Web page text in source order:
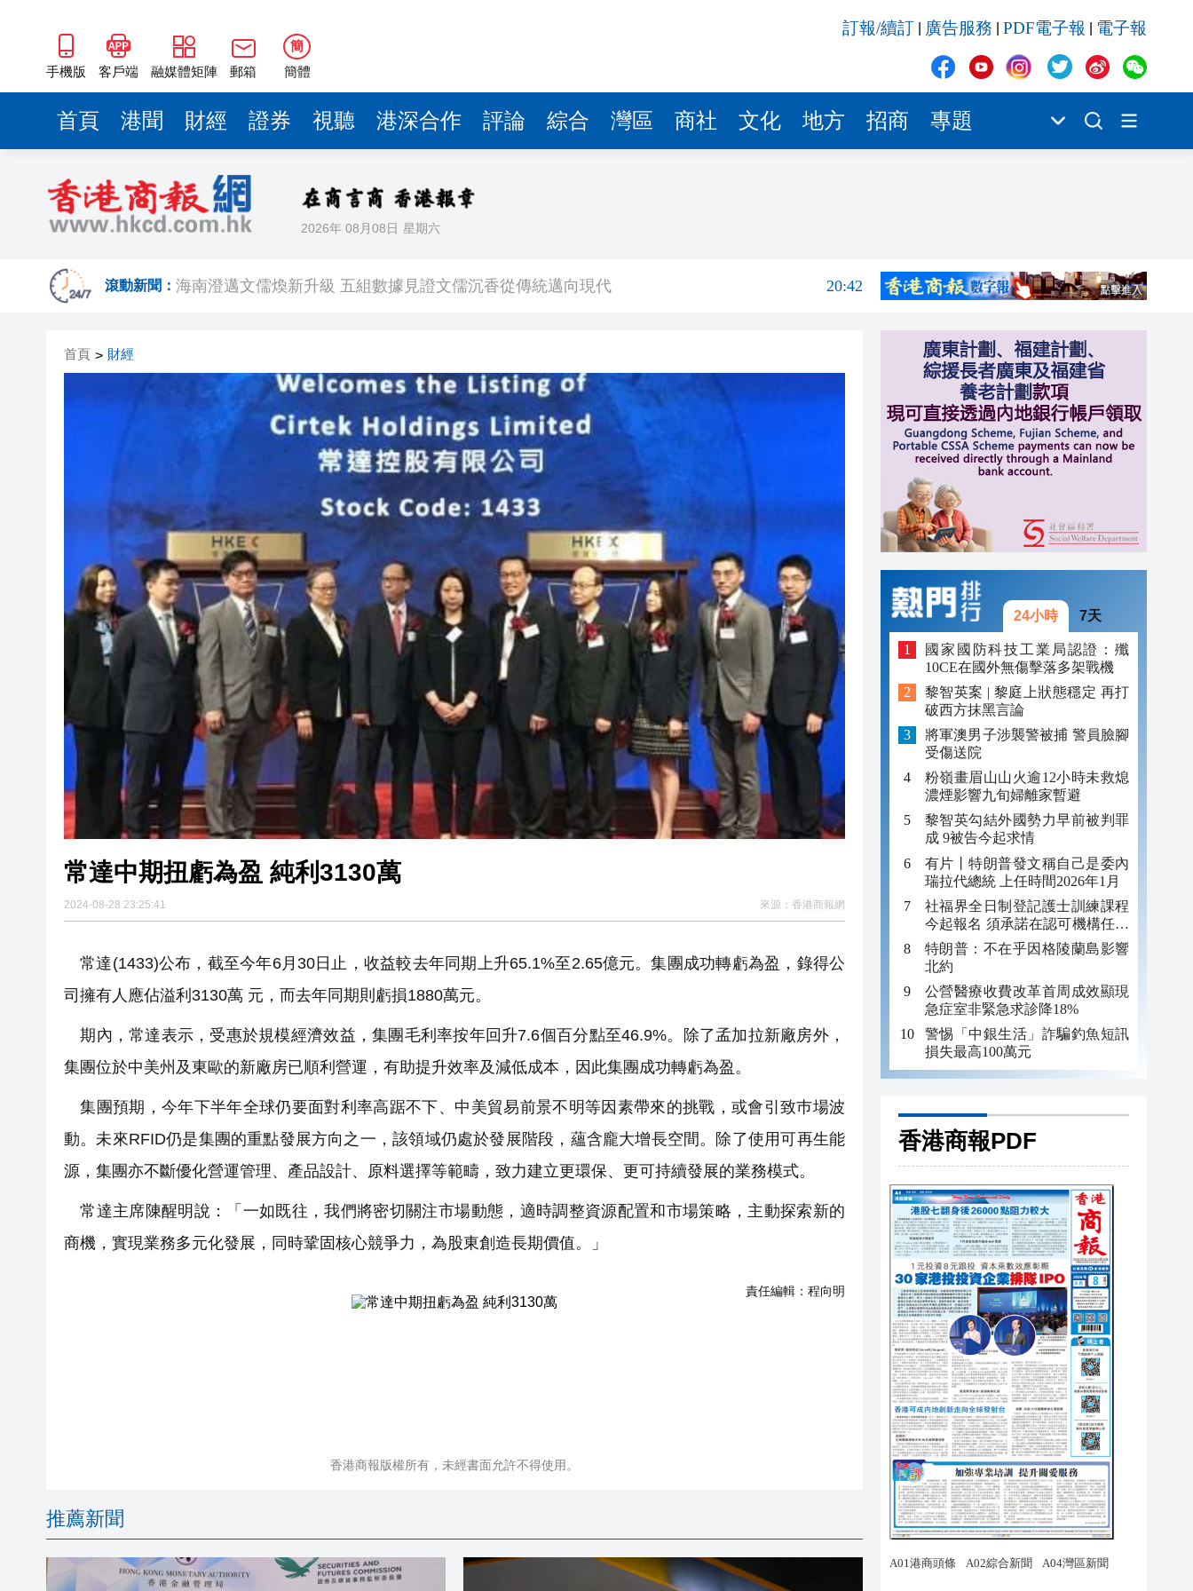
手機版 客戶端 融媒體矩陣 郵箱
簡
簡體
訂報/續訂 廣告服務 PDF電子報 電子報
首頁 港聞 財經 證券 視聽 港深合作 評論 綜合 灣區 商社 文化 地方 招商 專題
2026年 08月08日 星期六
滾動新聞：
梁振英率港區全國政協委員考察團來瓊考察
20:42
2025年海南儋州以舊換新帶動消費約18億元
山東26戶省屬國企去年合計營收2.58萬億 利潤總額近936億
20:40
閩粵贛三地漢樂藝術家齊聚深圳，共奏客家文化傳承新篇章
黎智英案｜吳良好：依法公正處理黎智英求情 罪證如山豈能妄想輕判
海南澄邁文儒煥新升級 五組數據見證文儒沉香從傳統邁向現代
20:42
山東26戶省屬國企去年合計營收2.58萬億 利潤總額近936億
20:40
瀋陽鐵西校園閱讀活動解鎖閱讀新玩法
閩粵贛三地漢樂藝術家齊聚深圳，共奏客家文化傳承新篇章
黎智英案｜吳良好：依法公正處理黎智英求情 罪證如山豈能妄想輕判
21:08
50餘位頂尖專家共話時代命題
20:55
海南澄邁文儒煥新升級 五組數據見證文儒沉香從傳統邁向現代
梁振英率港區全國政協委員考察團來瓊考察
20:42
2025年海南儋州以舊換新帶動消費約18億元
20:41
山東26戶省屬國企去年合計營收2.58萬億 利潤總額近936億
20:40
瀋陽鐵西校園閱讀活動解鎖閱讀新玩法
20:39
閩粵贛三地漢樂藝術家齊聚深圳，共奏客家文化傳承新篇章
首頁 > 財經
常達中期扭虧為盈 純利3130萬
2024-08-28 23:25:41 來源： 香港商報網
常達(1433)公布，截至今年6月30日止，收益較去年同期上升65.1%至2.65億元。集團成功轉虧為盈，錄得公
司擁有人應佔溢利3130萬 元，而去年同期則虧損1880萬元。
期內，常達表示，受惠於規模經濟效益，集團毛利率按年回升7.6個百分點至46.9%。除了孟加拉新廠房外，
集團位於中美州及東歐的新廠房已順利營運，有助提升效率及減低成本，因此集團成功轉虧為盈。
集團預期，今年下半年全球仍要面對利率高踞不下、中美貿易前景不明等因素帶來的挑戰，或會引致巿場波
動。未來RFID仍是集團的重點發展方向之一，該領域仍處於發展階段，蘊含龐大增長空間。除了使用可再生能
源，集團亦不斷優化營運管理、產品設計、原料選擇等範疇，致力建立更環保、更可持續發展的業務模式。
常達主席陳醒明說：「一如既往，我們將密切關注市場動態，適時調整資源配置和市場策略，主動探索新的
商機，實現業務多元化發展，同時鞏固核心競爭力，為股東創造長期價值。」
責任編輯： 程向明
香港商報版權所有，未經書面允許不得使用。
推薦新聞
24小時 7天
國家國防科技工業局認證：殲
10CE在國外無傷擊落多架戰機
黎智英案 | 黎庭上狀態穩定 再打
破西方抹黑言論
將軍澳男子涉襲警被捕 警員臉腳
受傷送院
粉嶺畫眉山山火逾12小時未救熄
濃煙影響九旬婦離家暫避
黎智英勾結外國勢力早前被判罪
成 9被告今起求情
有片丨特朗普發文稱自己是委內
瑞拉代總統 上任時間2026年1月
社福界全日制登記護士訓練課程
今起報名 須承諾在認可機構任職
至少三年
特朗普：不在乎因格陵蘭島影響
北約
公營醫療收費改革首周成效顯現
急症室非緊急求診降18%
警惕「中銀生活」詐騙釣魚短訊
損失最高100萬元
香港商報PDF